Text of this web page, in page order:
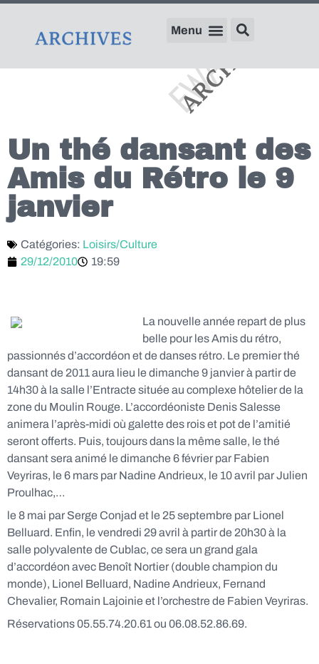
Un thé dansant des
Amis du Rétro le 9
janvier
Catégories: Loisirs/Culture
29/12/2010
19:59
La nouvelle année repart de plus
belle pour les Amis du rétro,
passionnés d’accordéon et de danses rétro. Le premier thé
dansant de 2011 aura lieu le dimanche 9 janvier à partir de
14h30 à la salle l’Entracte située au complexe hôtelier de la
zone du Moulin Rouge. L’accordéoniste Denis Salesse
animera l’après-midi où galette des rois et pot de l’amitié
seront offerts. Puis, toujours dans la même salle, le thé
dansant sera animé le dimanche 6 février par Fabien
Veyriras, le 6 mars par Nadine Andrieux, le 10 avril par Julien
Proulhac,…
le 8 mai par Serge Conjad et le 25 septembre par Lionel
Belluard. Enfin, le vendredi 29 avril à partir de 20h30 à la
salle polyvalente de Cublac, ce sera un grand gala
d’accordéon avec Benoît Nortier (double champion du
monde), Lionel Belluard, Nadine Andrieux, Fernand
Chevalier, Romain Lajoinie et l’orchestre de Fabien Veyriras.
Réservations 05.55.74.20.61 ou 06.08.52.86.69.